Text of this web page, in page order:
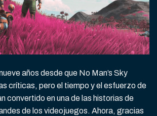
años desde que No Man’s Sky
críticas, pero el tiempo y el esfuerzo de
convertido en una de las historias de
de los videojuegos. Ahora, gracias